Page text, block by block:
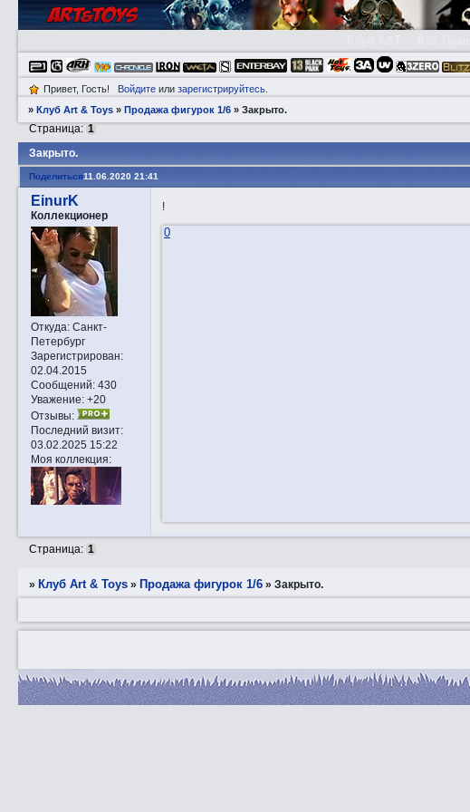
Привет, Гость! Войдитеили зарегистрируйтесь.
»Клуб Art & Toys »Продажа фигурок 1/6 »Закрытo.
Закрытo.
Страница: 1
Поделиться11.06.2020 21:41
EinurK
Коллекционер
Откуда:Санкт-
Петербург
Зарегистрирован:
02.04.2015
Сообщений:430
Уважение: +20
Отзывы:
Последний визит:
03.02.2025 15:22
Моя коллекция:
!
0
Страница: 1
» Клуб Art & Toys » Продажа фигурок 1/6 »Закрытo.